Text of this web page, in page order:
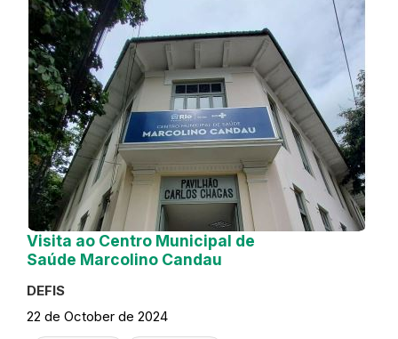
Visita ao Centro Municipal de
Saúde Marcolino Candau
DEFIS
22 de October de 2024